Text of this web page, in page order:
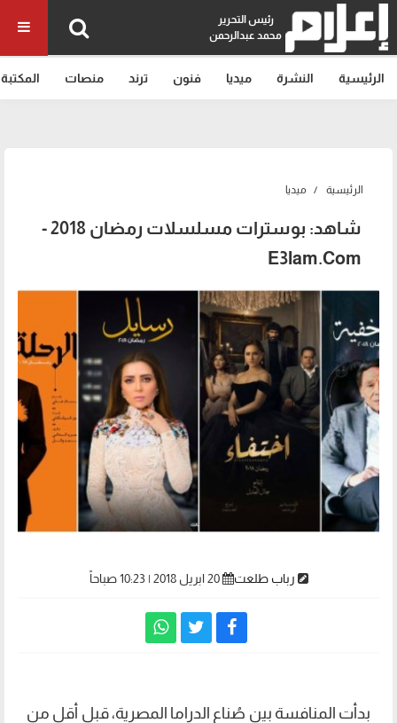
رئيس التحرير
محمد عبدالرحمن
الرئيسية النشرة ميديا فنون ترند منصات المكتبة
الرئيسية ميديا
شاهد: بوسترات مسلسلات رمضان 2018 -
E3lam.Com
رباب طلعت 20 ابريل 2018 | 10:23 صباحاً
بدأت المنافسة بين صُناع الدراما المصرية، قبل أقل من